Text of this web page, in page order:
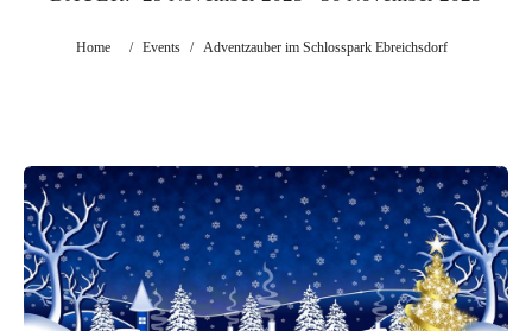
Home / Events / Adventzauber im Schlosspark Ebreichsdorf